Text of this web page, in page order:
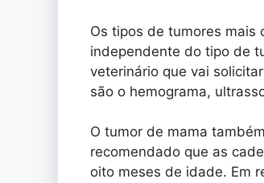
Os tipos de tumores mais
independente do tipo de
veterinário que vai
são o hemograma,
O tumor de mama
recomendado que as
oito meses de idade. Em